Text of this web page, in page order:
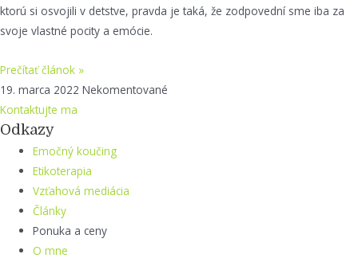
ktorú si osvojili v detstve, pravda je taká, že zodpovední sme iba za
svoje vlastné pocity a emócie.
Prečítať článok »
19. marca 2022 Nekomentované
Kontaktujte ma
Odkazy
Emočný koučing
Etikoterapia
Vzťahová mediácia
Články
Ponuka a ceny
O mne